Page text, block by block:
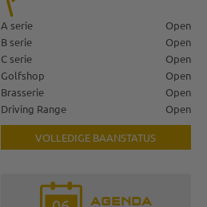
A serie
Open
B serie
Open
C serie
Open
Golfshop
Open
Brasserie
Open
Driving Range
Open
VOLLEDIGE BAANSTATUS
AGENDA